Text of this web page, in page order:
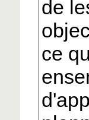
de
ce